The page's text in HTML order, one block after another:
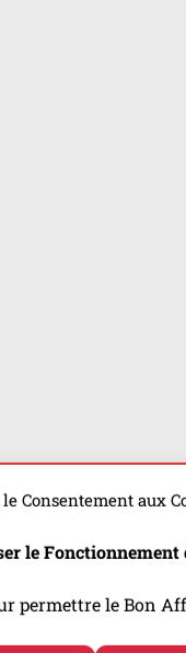
le Consentement aux
le Fonctionnement
permettre le Bon